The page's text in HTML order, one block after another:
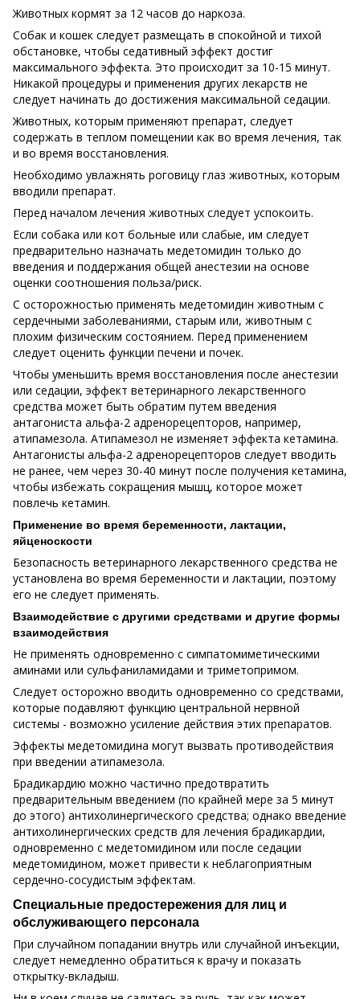
Животных кормят за 12 часов до наркоза.
Собак и кошек следует размещать в спокойной и тихой
обстановке, чтобы седативный эффект достиг
максимального эффекта. Это происходит за 10-15 минут.
Никакой процедуры и применения других лекарств не
следует начинать до достижения максимальной седации.
Животных, которым применяют препарат, следует
содержать в теплом помещении как во время лечения, так
и во время восстановления.
Необходимо увлажнять роговицу глаз животных, которым
вводили препарат.
Перед началом лечения животных следует успокоить.
Если собака или кот больные или слабые, им следует
предварительно назначать медетомидин только до
введения и поддержания общей анестезии на основе
оценки соотношения польза/риск.
С осторожностью применять медетомидин животным с
сердечными заболеваниями, старым или, животным с
плохим физическим состоянием. Перед применением
следует оценить функции печени и почек.
Чтобы уменьшить время восстановления после анестезии
или седации, эффект ветеринарного лекарственного
средства может быть обратим путем введения
антагониста альфа-2 адренорецепторов, например,
атипамезола. Атипамезол не изменяет эффекта кетамина.
Антагонисты альфа-2 адренорецепторов следует вводить
не ранее, чем через 30-40 минут после получения кетамина,
чтобы избежать сокращения мышц, которое может
повлечь кетамин.
Применение во время беременности, лактации,
яйценоскости
Безопасность ветеринарного лекарственного средства не
установлена во время беременности и лактации, поэтому
его не следует применять.
Взаимодействие с другими средствами и другие формы
взаимодействия
Не применять одновременно с симпатомиметическими
аминами или сульфаниламидами и триметопримом.
Следует осторожно вводить одновременно со средствами,
которые подавляют функцию центральной нервной
системы - возможно усиление действия этих препаратов.
Эффекты медетомидина могут вызвать противодействия
при введении атипамезола.
Брадикардию можно частично предотвратить
предварительным введением (по крайней мере за 5 минут
до этого) антихолинергического средства; однако введение
антихолинергических средств для лечения брадикардии,
одновременно с медетомидином или после седации
медетомидином, может привести к неблагоприятным
сердечно-сосудистым эффектам.
Специальные предостережения для лиц и
обслуживающего персонала
При случайном попадании внутрь или случайной инъекции,
следует немедленно обратиться к врачу и показать
открытку-вкладыш.